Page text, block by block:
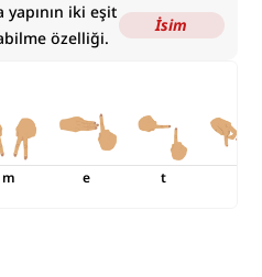
iki eşit
özelliği.
İsim
m e t